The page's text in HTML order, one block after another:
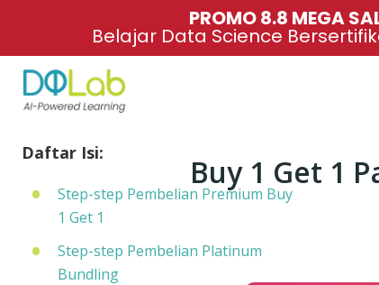
PROMO 8.8 MEGA
Belajar Data Science
Buy 1 Get 1
Daftar Isi:
Step-step Pembelian Premium Buy
1 Get 1
Step-step Pembelian Platinum
Bundling